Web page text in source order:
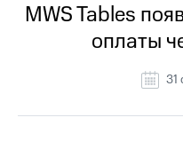
компании
Руководство
информация
МТС
о технологиях
MWS Tables
оплаты
31